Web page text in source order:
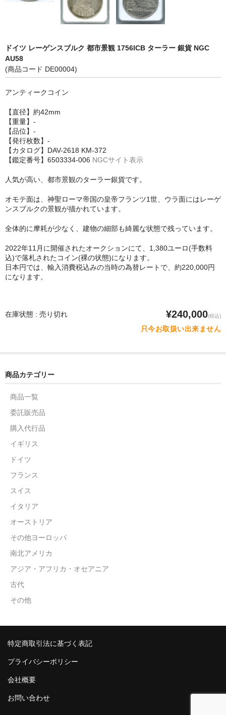
ドイツ レーゲンスブルク 都市景観 1756ICB ターラー 銀貨 NGC
AU58
(商品コード DE00004)
アンティークコイン
【直径】約42mm
【重量】-
【品位】-
【発行枚数】-
【カタログ】DAV-2618 KM-372
【鑑定番号】6503334-006 NGCサイト表示
人気が高い、都市景観のターラー銀貨です。
オモテ面は、神聖ローマ帝国の皇帝フランツ1世、ウラ面にはレーゲ
ンスブルクの景観が描かれています。
全体的に摩耗が少なく、建物の細部も綺麗な状態で残っています。
2022年11月に開催されたオークションにて、1,380ユーロ(手数料
込)で落札されたコイン(裸の状態)になります。
日本円では、輸入消費税込みの当時の為替レートで、約220,000円
になります。
在庫状態 : 売り切れ ¥240,000(税込)
只今お取扱い出来ません
商品カテゴリー
商品一覧
委託販売品
購入代行品
イギリス
ドイツ
フランス
スイス
イタリア
オーストリア
その他ヨーロッパ
南北アメリカ
アジア・アフリカ・オセアニア
古代
その他
特定商取引法に基づく表記
プライバシーポリシー
会社概要
お問い合わせ